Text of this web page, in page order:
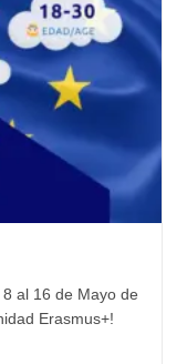
al 16 de Mayo de
Erasmus+!